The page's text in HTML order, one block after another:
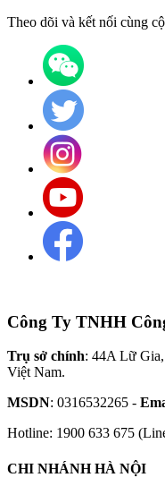
Theo dõi và kết nối cùng
Công Ty TNHH
Trụ sở chính: 44A Lữ
Việt Nam.
MSDN: 0316532265 -
Hotline: 1900 633 675
CHI NHÁNH HÀ NỘI